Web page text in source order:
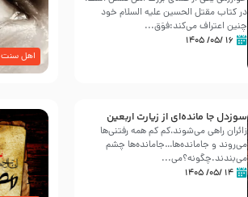
در کتاب مقتل الحسین علیه ‌السلام خود
چنین اعتراف می‌کند:فوَق...
۱۶ /۰۵/ ۱۴۰۵
اهل سنت
سوزدل جا مانده‌ای از زیارت اربعین
زائران راهی می‌شوند،کم‌ کم همه رفتنی‌ها
می‌روند و جامانده‌ها…جامانده‌ها چشم
می‌بندند.چگونه؟می‌...
۱۴ /۰۵/ ۱۴۰۵